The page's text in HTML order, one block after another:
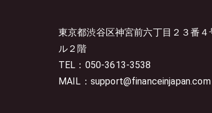
東京都渋谷区神宮前六丁目２３番
ル２階
TEL：050-3613-3538
MAIL：support@financeinjapan.com